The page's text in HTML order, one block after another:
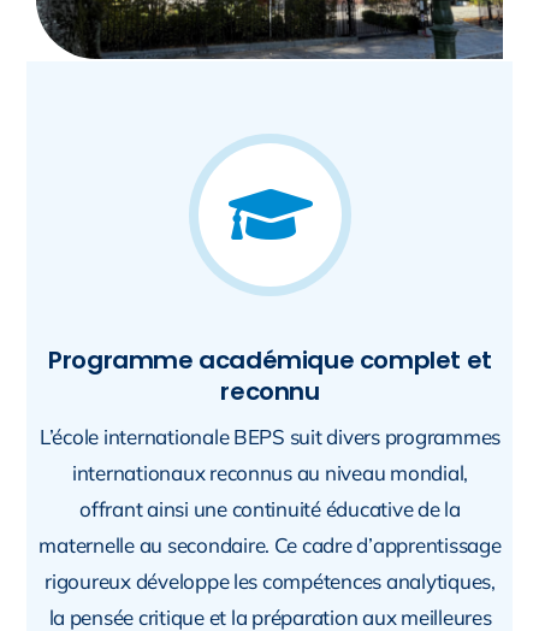
Programme académique complet et
reconnu
L’école internationale BEPS suit divers programmes
internationaux reconnus au niveau mondial,
offrant ainsi une continuité éducative de la
maternelle au secondaire. Ce cadre d’apprentissage
rigoureux développe les compétences analytiques,
la pensée critique et la préparation aux meilleures